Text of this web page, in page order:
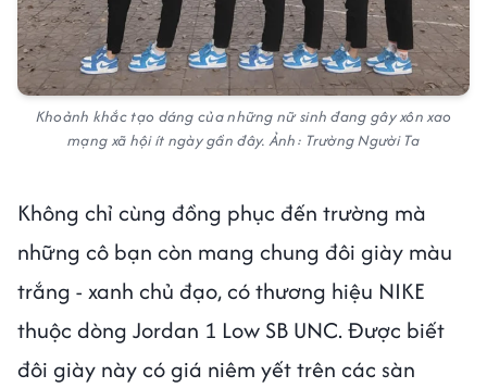
Khoảnh khắc tạo dáng của những nữ sinh đang gây xôn xao
mạng xã hội ít ngày gần đây. Ảnh: Trường Người Ta
Không chỉ cùng đồng phục đến trường mà
những cô bạn còn mang chung đôi giày màu
trắng - xanh chủ đạo, có thương hiệu NIKE
thuộc dòng Jordan 1 Low SB UNC. Được biết
đôi giày này có giá niêm yết trên các sàn